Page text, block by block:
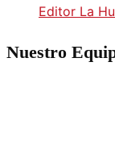
Editor La
Nuestro